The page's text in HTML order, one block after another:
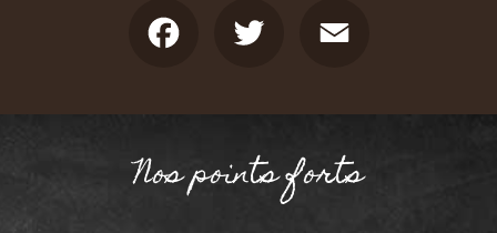
Nos points forts